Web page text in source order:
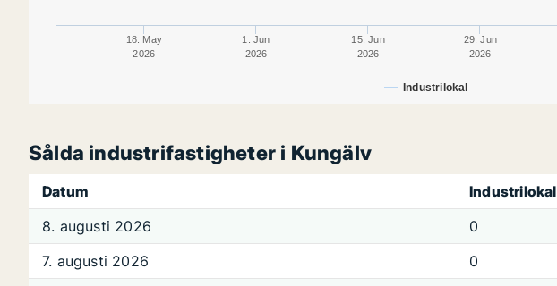
Industrilokal
18. May
2026
1. Jun
2026
15. Jun
2026
29. Jun
2026
Sålda industrifastigheter i Kungälv
Datum
Industrilokal
8. augusti 2026
0
7. augusti 2026
0